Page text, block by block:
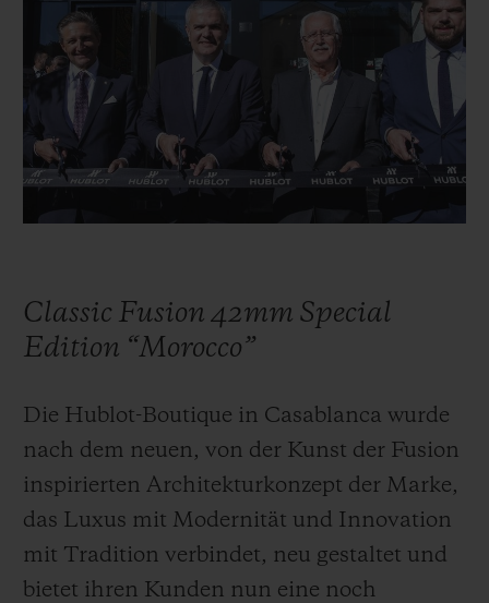
Classic Fusion 42mm Special
Edition “Morocco”
Die Hublot-Boutique in Casablanca wurde
nach dem neuen, von der Kunst der Fusion
inspirierten Architekturkonzept der Marke,
das Luxus mit Modernität und Innovation
mit Tradition verbindet, neu gestaltet und
bietet ihren Kunden nun eine noch
COLORED CERAMIC
PEACH CERAMIC
SPIRIT OF BIG
ESSENTIAL
EXKLUSIV
EXKLUSIVE DIENSTLEISTUNGEN
5+5-GARANTIE
KOSTENLOSE LIEFERUNG & RÜCKSENDUNGEN
SICHERE BEZAHLUNG